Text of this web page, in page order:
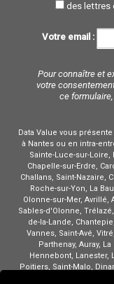
des lettres
Votre email :
Pour connaître et
votre
ce
Data Value vous
à Nantes ou en intra-
Sainte-Luce-sur-Loire,
Chapelle-sur-Erdre,
Challans, Saint-Nazaire,
Roche-sur-Yon, La
Olonne-sur-Mer, Avrillé,
Sables-d'Olonne,
de-la-Lande,
Vannes, Saint-Avé,
Parthenay, Auray,
Hennebont, Lanester,
Poitiers, Saint-Malo,
Tours, Saint-Cyr-sur-